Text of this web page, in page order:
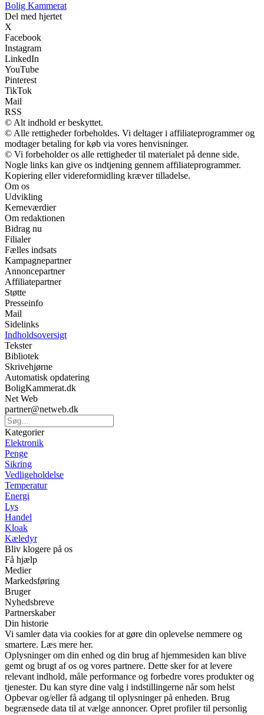
Bolig Kammerat
Del med hjertet
X
Facebook
Instagram
LinkedIn
YouTube
Pinterest
TikTok
Mail
RSS
© Alt indhold er beskyttet.
© Alle rettigheder forbeholdes. Vi deltager i affiliateprogrammer og
modtager betaling for køb via vores henvisninger.
© Vi forbeholder os alle rettigheder til materialet på denne side.
Nogle links kan give os indtjening gennem affiliateprogrammer.
Kopiering eller videreformidling kræver tilladelse.
Om os
Udvikling
Kerneværdier
Om redaktionen
Bidrag nu
Filialer
Fælles indsats
Kampagnepartner
Annoncepartner
Affiliatepartner
Støtte
Presseinfo
Mail
Sidelinks
Indholdsoversigt
Tekster
Bibliotek
Skrivehjørne
Automatisk opdatering
BoligKammerat.dk
Net Web
partner@netweb.dk
Kategorier
Elektronik
Penge
Sikring
Vedligeholdelse
Temperatur
Energi
Lys
Handel
Kloak
Kæledyr
Bliv klogere på os
Få hjælp
Medier
Markedsføring
Bruger
Nyhedsbreve
Partnerskaber
Din historie
Vi samler data via cookies for at gøre din oplevelse nemmere og
smartere. Læs mere her.
Oplysninger om din enhed og din brug af hjemmesiden kan blive
gemt og brugt af os og vores partnere. Dette sker for at levere
relevant indhold, måle performance og forbedre vores produkter og
tjenester. Du kan styre dine valg i indstillingerne når som helst
Opbevar og/eller få adgang til oplysninger på enheden. Brug
begrænsede data til at vælge annoncer. Opret profiler til personlig